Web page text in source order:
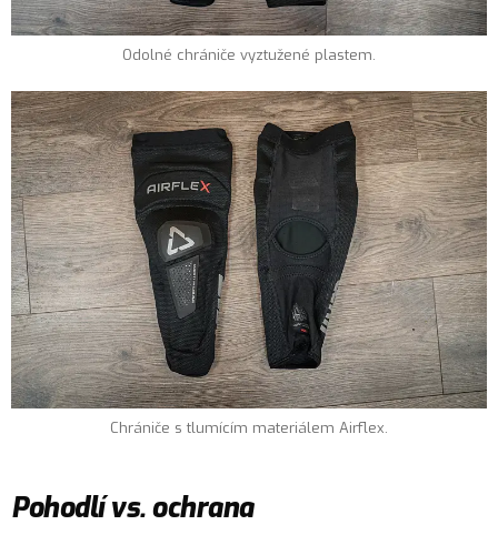
Odolné chrániče vyztužené plastem.
Chrániče s tlumícím materiálem Airflex.
Pohodlí vs. ochrana